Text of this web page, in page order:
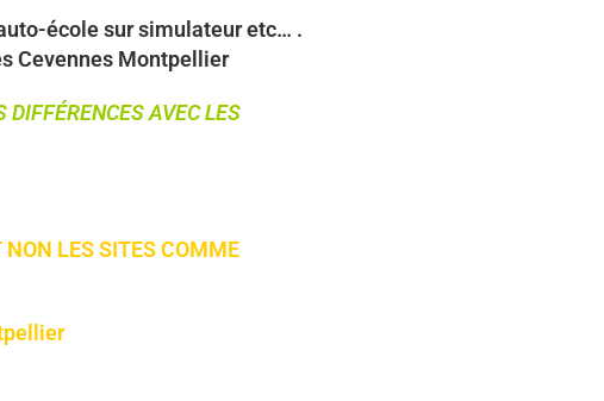
école sur simulateur etc… .
Cevennes Montpellier
DIFFÉRENCES AVEC LES
NON LES SITES COMME